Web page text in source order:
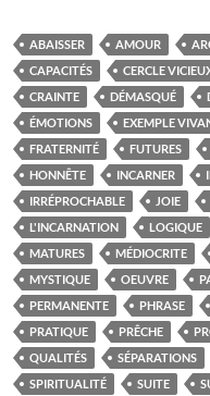
ABAISSER AMOUR
CAPACITÉS
CERCLE
CRAINTE
DÉMASQUÉ
ÉMOTIONS
EXEMPLE
FRATERNITÉ
FUTURES
HONNÊTE
INCARNER
IRRÉPROCHABLE
JOIE
L'INCARNATION
LOGIQUE
MATURES
MÉDIOCRITE
MYSTIQUE
OEUVRE
PERMANENTE
PHRASE
PRATIQUE
PRÊCHE
QUALITÉS
SÉPARATIONS
SPIRITUALITÉ
SUITE